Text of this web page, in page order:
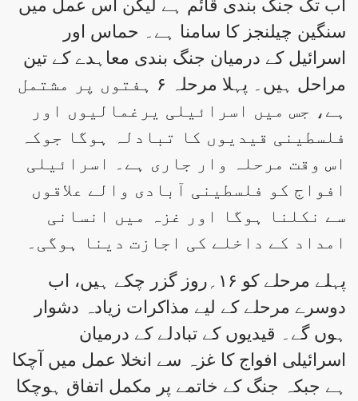
اب تک جنگ بندی قائم ہے لیکن اس عمل میں
سنگین چیلنجز کا سامنا ہے۔ حماس اور
اسرائیل کے درمیان جنگ بندی معاہدے کے تین
مراحل ہیں۔ پہلا مرحلہ ۶ ہفتوں پر مشتمل
ہے، جس میں اسرائیلی یرغمالیوں اور
فلسطینی قیدیوں کا تبادلہ ہوگا جوکہ
اس وقت مرحلہ وار جاری ہے۔ اسرائیلی
افواج کو فلسطینی آبادی والے علاقوں
سے نکلنا ہوگا اور غزہ میں انسانی
امداد کے داخلے کی اجازت دینا ہوگی۔
پہلے مرحلے کو ۱۶؍روز گزر چکے ہیں، اب
دوسرے مرحلے کے لیے مذاکرات زیادہ دشوار
ہوں گے۔ قیدیوں کے تبادلے کے درمیان
اسرائیلی افواج کا غزہ سے انخلا عمل میں آچکا
ہے جبکہ جنگ کے خاتمے پر مکمل اتفاق ہوچکا